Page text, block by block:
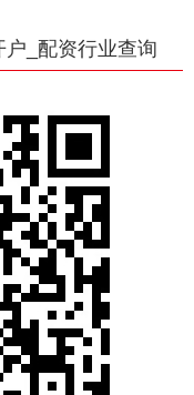
_配资行业查询